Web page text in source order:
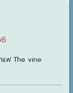
แฟ The vine